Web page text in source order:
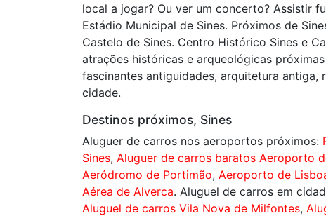
local a jogar? Ou ver um concerto? Assistir
Estádio Municipal de Sines. Próximos de
Castelo de Sines. Centro Histórico Sines e
atrações históricas e arqueológicas
fascinantes antiguidades, arquitetura
cidade.
Destinos próximos, Sines
Aluguer de carros nos aeroportos próximos:
Sines, Aluguer de carros baratos Aeroporto
Aeródromo de Portimão, Aeroporto de
Aérea de Alverca. Aluguel de carros em
Aluguel de carros Vila Nova de Milfontes,